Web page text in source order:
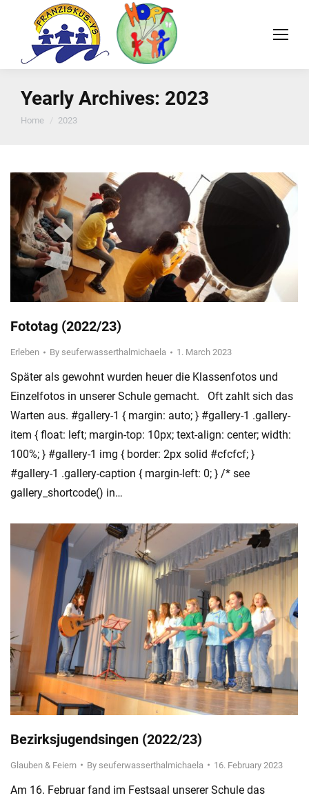
Yearly Archives: 2023
You are here:
Home 2023
Fototag (2022/23)
Erleben By seuferwasserthalmichaela 1. March 2023
Später als gewohnt wurden heuer die Klassenfotos und
Einzelfotos in unserer Schule gemacht. Oft zahlt sich das
Warten aus. #gallery-1 { margin: auto; } #gallery-1 .gallery-
item { float: left; margin-top: 10px; text-align: center; width:
100%; } #gallery-1 img { border: 2px solid #cfcfcf; }
#gallery-1 .gallery-caption { margin-left: 0; } /* see
gallery_shortcode() in…
Bezirksjugendsingen (2022/23)
Glauben & Feiern By seuferwasserthalmichaela 16. February 2023
Am 16. Februar fand im Festsaal unserer Schule das